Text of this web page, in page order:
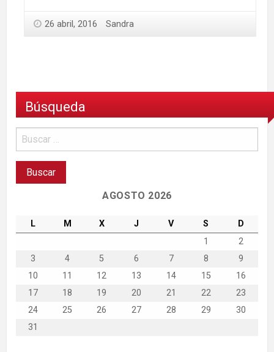
26 abril, 2016 Sandra
Búsqueda
AGOSTO 2026
L M X J V S
D
1
2
3
4 5 6 7 8
9
10
11 12 13 14 15
16
17
18 19 20 21 22
23
24
25 26 27 28 29
30
31